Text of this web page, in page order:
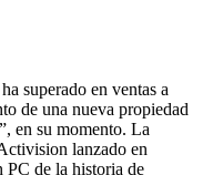
superado en ventas a
de una nueva propiedad
en su momento. La
lanzado en
PC de la historia de